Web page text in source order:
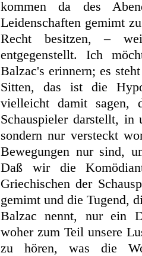
kommen da des
Leidenschaften gemimt
Recht besitzen, –
entgegenstellt. Ich
Balzac's erinnern; es
Sitten, das ist die
vielleicht damit sagen,
Schauspieler darstellt,
sondern nur versteckt
Bewegungen nur sind,
Daß wir die
Griechischen der
gemimt und die Tugend,
Balzac nennt, nur ein
woher zum Teil unsere
zu hören, was die